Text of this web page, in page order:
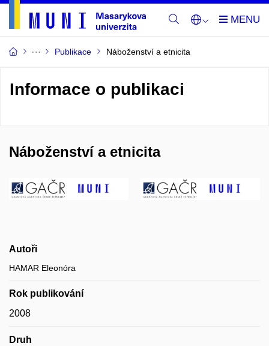
Publikace Náboženství a etnicita
Informace o publikaci
Náboženství a etnicita
Autoři
HAMAR Eleonóra
Rok publikování
2008
Druh